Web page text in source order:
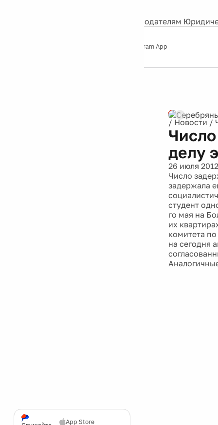
Рекламодателям
Telegram App
App Store
/ Новости /
делу
26 июля 2012
Число
задержала
студент
го мая на
их
комитета
на сегодня